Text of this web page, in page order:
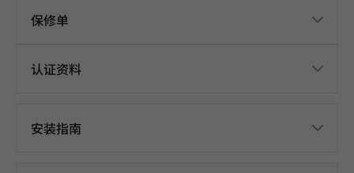
保修单
认证资料
安装指南